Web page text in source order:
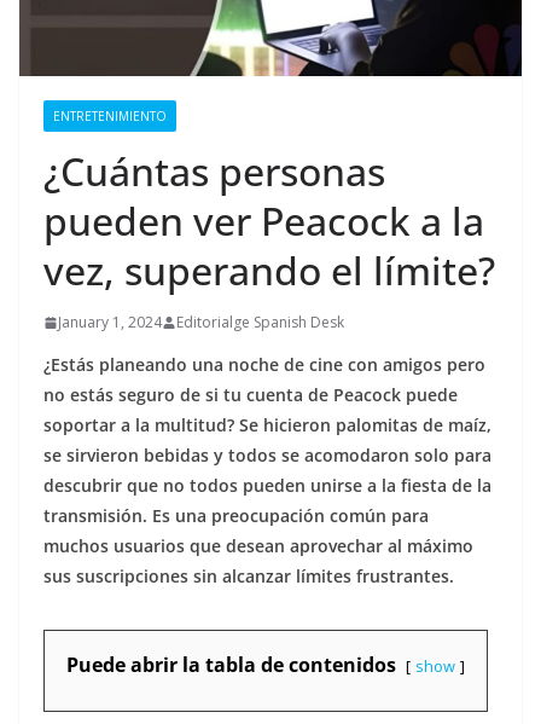
ENTRETENIMIENTO
¿Cuántas personas
pueden ver Peacock a la
vez, superando el límite?
January 1, 2024 Editorialge Spanish Desk
¿Estás planeando una noche de cine con amigos pero
no estás seguro de si tu cuenta de Peacock puede
soportar a la multitud? Se hicieron palomitas de maíz,
se sirvieron bebidas y todos se acomodaron solo para
descubrir que no todos pueden unirse a la fiesta de la
transmisión. Es una preocupación común para
muchos usuarios que desean aprovechar al máximo
sus suscripciones sin alcanzar límites frustrantes.
Puede abrir la tabla de contenidos show